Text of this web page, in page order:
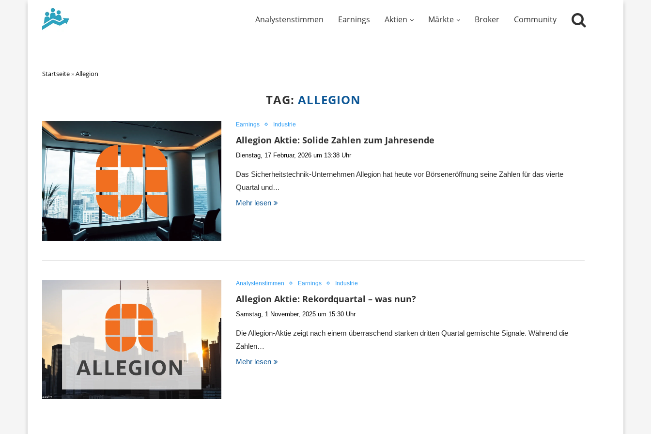
Analystenstimmen Earnings Aktien Märkte Broker Community
Startseite»Allegion
TAG: ALLEGION
Earnings Industrie
Allegion Aktie: Solide Zahlen zum Jahresende
Dienstag, 17 Februar, 2026 um 13:38 Uhr
Das Sicherheitstechnik-Unternehmen Allegion hat heute vor Börseneröffnung seine Zahlen für das vierte
Quartal und…
Mehr lesen
Analystenstimmen Earnings Industrie
Allegion Aktie: Rekordquartal – was nun?
Samstag, 1 November, 2025 um 15:30 Uhr
Die Allegion-Aktie zeigt nach einem überraschend starken dritten Quartal gemischte Signale. Während die
Zahlen…
Mehr lesen